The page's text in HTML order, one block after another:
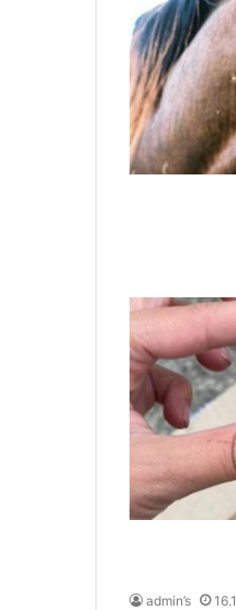
admin’s